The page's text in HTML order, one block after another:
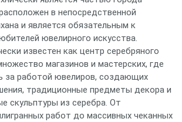
в непосредственной
и является обязательным к
ювелирного искусства.
известен как центр серебряного
магазинов и мастерских, где
работой ювелиров, создающих
традиционные предметы декора и
скульптуры из серебра. От
работ до массивных чеканных